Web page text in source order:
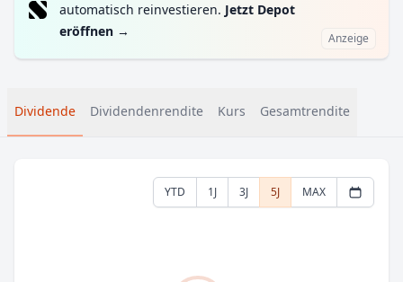
automatisch reinvestieren. Jetzt Depot
eröffnen → Anzeige
Dividende Dividendenrendite Kurs Gesamtrendite
YTD 1J 3J 5J MAX